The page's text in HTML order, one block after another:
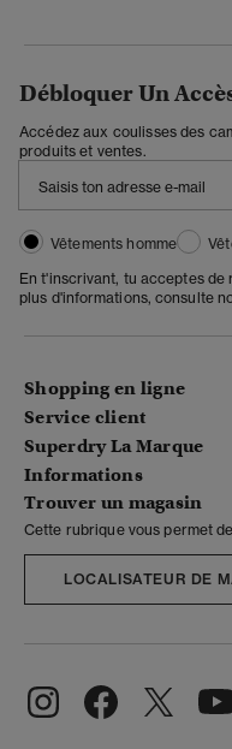
Débloquer Un
Accédez aux coulisses des
produits et ventes.
Vêtements homme
En t'inscrivant, tu acceptes
plus d'informations, consulte
Shopping en ligne
Service client
Superdry La Marque
Informations
Trouver un magasin
Cette rubrique vous permet
LOCALISATEUR DE